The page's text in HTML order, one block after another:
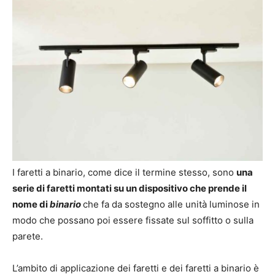
I faretti a binario, come dice il termine stesso, sono una
serie di faretti montati su un dispositivo che prende il
nome dibinarioche fa da sostegno alle unità luminose in
modo che possano poi essere fissate sul soffitto o sulla
parete.
L’ambito di applicazione dei faretti e dei faretti a binario è